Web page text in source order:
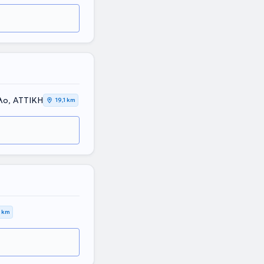
ΑΤΤΙΚΗ 19,1 km